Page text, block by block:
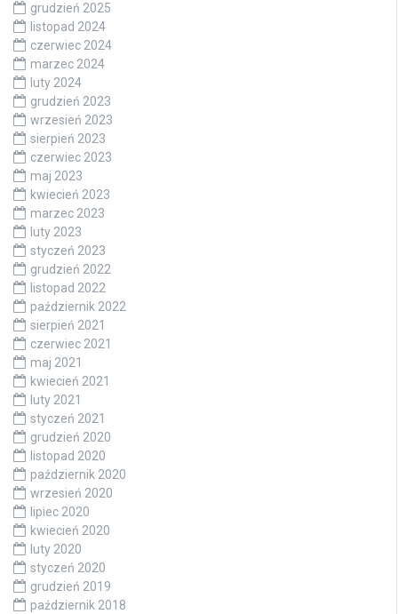
grudzień 2025
listopad 2024
czerwiec 2024
marzec 2024
luty 2024
grudzień 2023
wrzesień 2023
sierpień 2023
czerwiec 2023
maj 2023
kwiecień 2023
marzec 2023
luty 2023
styczeń 2023
grudzień 2022
listopad 2022
październik 2022
sierpień 2021
czerwiec 2021
maj 2021
kwiecień 2021
luty 2021
styczeń 2021
grudzień 2020
listopad 2020
październik 2020
wrzesień 2020
lipiec 2020
kwiecień 2020
luty 2020
styczeń 2020
grudzień 2019
październik 2018